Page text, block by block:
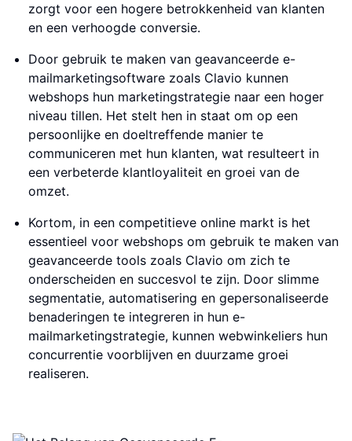
zorgt voor een hogere betrokkenheid van klanten
en een verhoogde conversie.
Door gebruik te maken van geavanceerde e-
mailmarketingsoftware zoals Clavio kunnen
webshops hun marketingstrategie naar een hoger
niveau tillen. Het stelt hen in staat om op een
persoonlijke en doeltreffende manier te
communiceren met hun klanten, wat resulteert in
een verbeterde klantloyaliteit en groei van de
omzet.
Kortom, in een competitieve online markt is het
essentieel voor webshops om gebruik te maken van
geavanceerde tools zoals Clavio om zich te
onderscheiden en succesvol te zijn. Door slimme
segmentatie, automatisering en gepersonaliseerde
benaderingen te integreren in hun e-
mailmarketingstrategie, kunnen webwinkeliers hun
concurrentie voorblijven en duurzame groei
realiseren.